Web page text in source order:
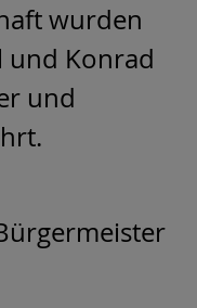
wurden
und Konrad
und